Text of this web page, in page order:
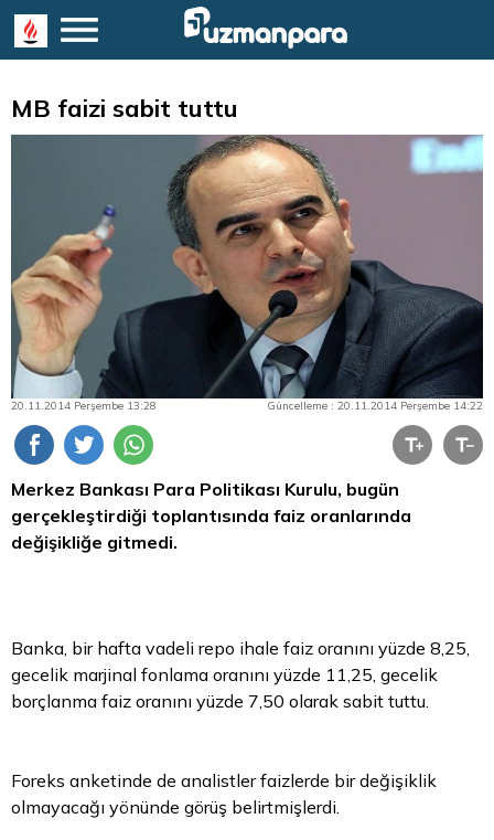
MB faizi sabit tuttu
20.11.2014 Perşembe 13:28 Güncelleme : 20.11.2014 Perşembe 14:22
Merkez Bankası Para Politikası Kurulu, bugün
gerçekleştirdiği toplantısında faiz oranlarında
değişikliğe gitmedi.
Banka, bir hafta vadeli repo ihale faiz oranını yüzde 8,25,
gecelik marjinal fonlama oranını yüzde 11,25, gecelik
borçlanma faiz oranını yüzde 7,50 olarak sabit tuttu.
Foreks anketinde de analistler faizlerde bir değişiklik
olmayacağı yönünde görüş belirtmişlerdi.